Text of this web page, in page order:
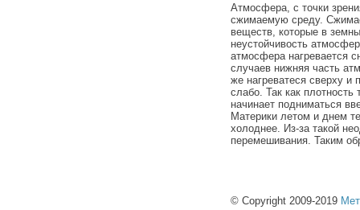
Атмосфера, с точки
сжимаемую среду.
веществ, которые в
неустойчивость
атмосфера нагревается
случаев нижняя часть
же нагреватеся сверху и
слабо. Так как
начинает подниматься
Материки летом и днем
холоднее. Из-за такой
перемешивания. Таким
© Copyright 2009-2019